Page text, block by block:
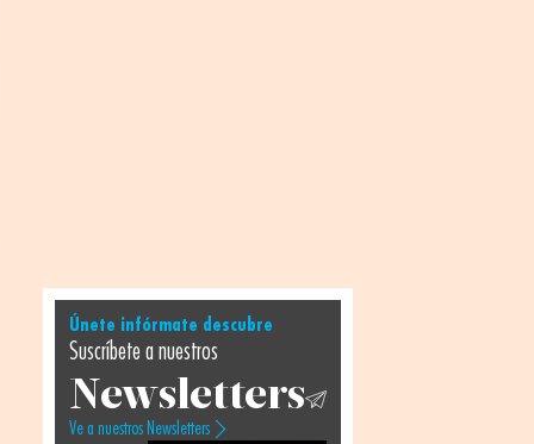
Únete infórmate descubre
Suscríbete a nuestros
Newsletters
Ve a nuestros Newsletters